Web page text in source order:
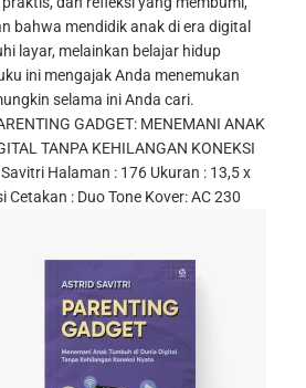
bahwa mendidik anak di era digital
layar, melainkan belajar hidup
ini mengajak Anda menemukan
selama ini Anda cari.
GADGET: MENEMANI ANAK
TANPA KEHILANGAN KONEKSI
Halaman : 176 Ukuran : 13,5 x
Cetakan : Duo Tone Kover: AC 230